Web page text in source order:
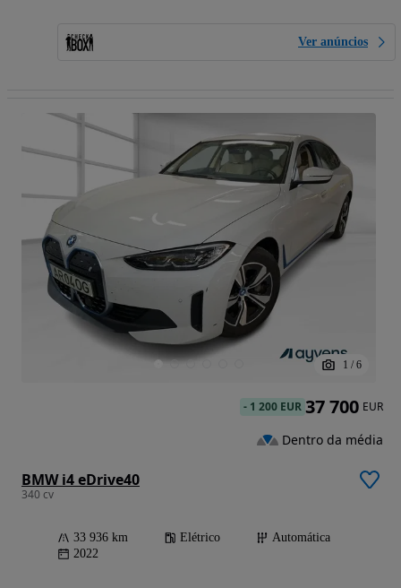
Ver anúncios
1 / 6
BMW i4 eDrive40
340 cv
33 936 km Elétrico
Automática
2022
- 1 200 EUR 37 700 EUR
Dentro da média